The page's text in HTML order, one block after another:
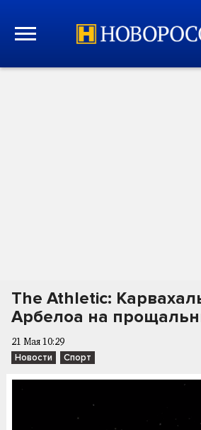
The Athletic:
Арбелоа на
21 Мая 10:29
Новости Спорт